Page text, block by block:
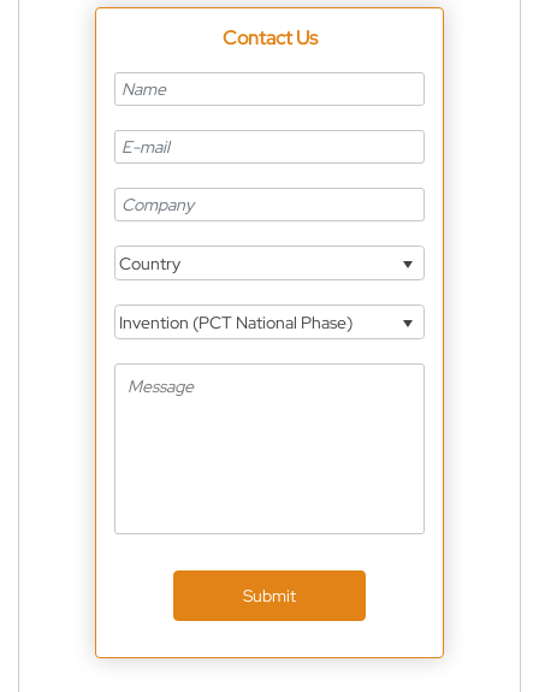
Contact Us
Country
Invention (PCT National Phase)
Submit